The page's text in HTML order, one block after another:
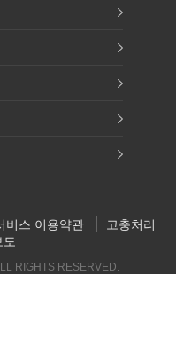
비스 이용약관
고충처리
RIGHTS RESERVED.